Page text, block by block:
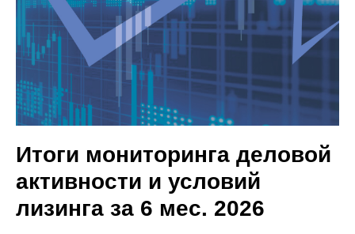
Итоги мониторинга деловой
активности и условий
лизинга за 6 мес. 2026